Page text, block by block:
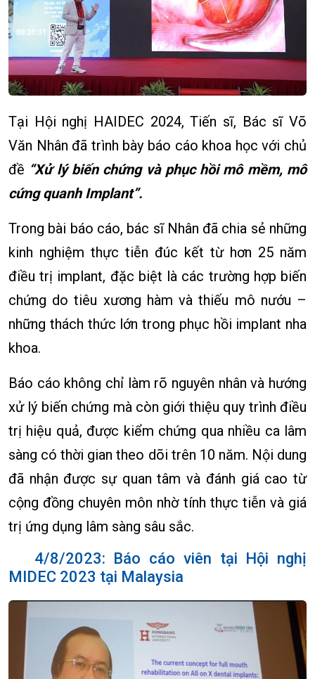
Tại Hội nghị HAIDEC 2024, Tiến sĩ, Bác sĩ Võ
Văn Nhân đã trình bày báo cáo khoa học với chủ
đề “Xử lý biến chứng và phục hồi mô mềm, mô
cứng quanh Implant”.
Trong bài báo cáo, bác sĩ Nhân đã chia sẻ những
kinh nghiệm thực tiễn đúc kết từ hơn 25 năm
điều trị implant, đặc biệt là các trường hợp biến
chứng do tiêu xương hàm và thiếu mô nướu –
những thách thức lớn trong phục hồi implant nha
khoa.
Báo cáo không chỉ làm rõ nguyên nhân và hướng
xử lý biến chứng mà còn giới thiệu quy trình điều
trị hiệu quả, được kiểm chứng qua nhiều ca lâm
sàng có thời gian theo dõi trên 10 năm. Nội dung
đã nhận được sự quan tâm và đánh giá cao từ
cộng đồng chuyên môn nhờ tính thực tiễn và giá
trị ứng dụng lâm sàng sâu sắc.
4/8/2023: Báo cáo viên tại Hội nghị
MIDEC 2023 tại Malaysia